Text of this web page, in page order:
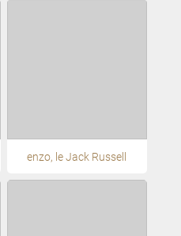
enzo, le Jack Russell